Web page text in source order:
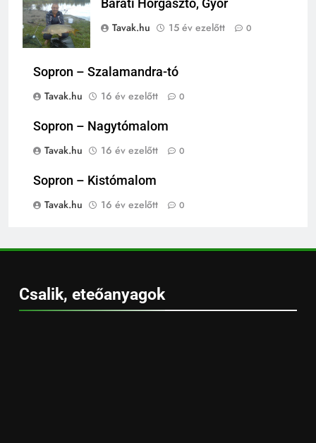
Baráti Horgásztó, Győr
Tavak.hu
15 év ezelőtt 0
Sopron – Szalamandra-tó
Tavak.hu
16 év ezelőtt 0
Sopron – Nagytómalom
Tavak.hu
16 év ezelőtt 0
Sopron – Kistómalom
Tavak.hu
16 év ezelőtt 0
Csalik, eteőanyagok